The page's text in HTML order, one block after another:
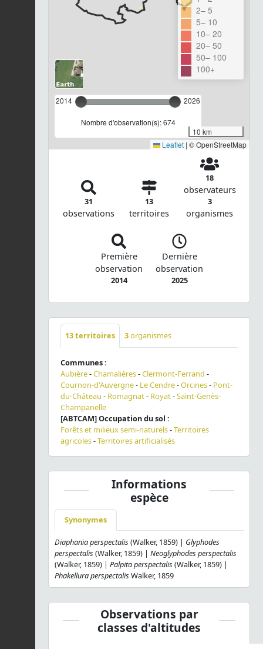
2014 2026
Nombre d'observation(s): 674
2– 5
5– 10
10– 20
20– 50
50– 100
100+
10 km
Leaflet | © OpenStreetMap
31
observations
13
territoires
18
observateurs
3
organismes
Première
observation
2014
Dernière
observation
2025
13territoires 3organismes
Communes :
Aubière-Chamalières-Clermont-Ferrand -
Cournon-d'Auvergne- Le Cendre-Orcines- Pont-
du-Château - Romagnat- Royat-Saint-Genès-
Champanelle
[ABTCAM] Occupation du sol :
Forêts et milieux semi-naturels-Territoires
agricoles-Territoires artificialisés
Informations
espèce
Synonymes
Diaphania perspectalis (Walker, 1859) | Glyphodes
perspectalis (Walker, 1859) | Neoglyphodes perspectalis
(Walker, 1859) | Palpita perspectalis (Walker, 1859) |
Phakellura perspectalis Walker, 1859
Observations par
classes d'altitudes